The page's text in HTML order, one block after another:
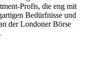
Profis, die eng mit
Bedürfnisse und
der Londoner Börse